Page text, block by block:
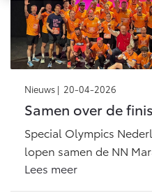
Connected
Connected Services
MyToyota login
MyToyota App
Multimedia
Connected check
Nieuws | 20-04-2026
Samen over de
Special Olympics
lopen samen de NN
Lees meer